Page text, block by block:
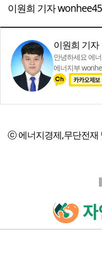
이원희 기자
이원희 기자
안녕하세요 에
에너지부
ⓒ 에너지경제,무단전재